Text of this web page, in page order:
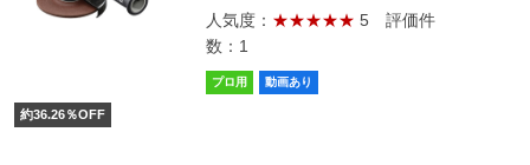
人気度： ★★★★★ 5 評価件
数：1
プロ用 動画あり
約36.26％OFF